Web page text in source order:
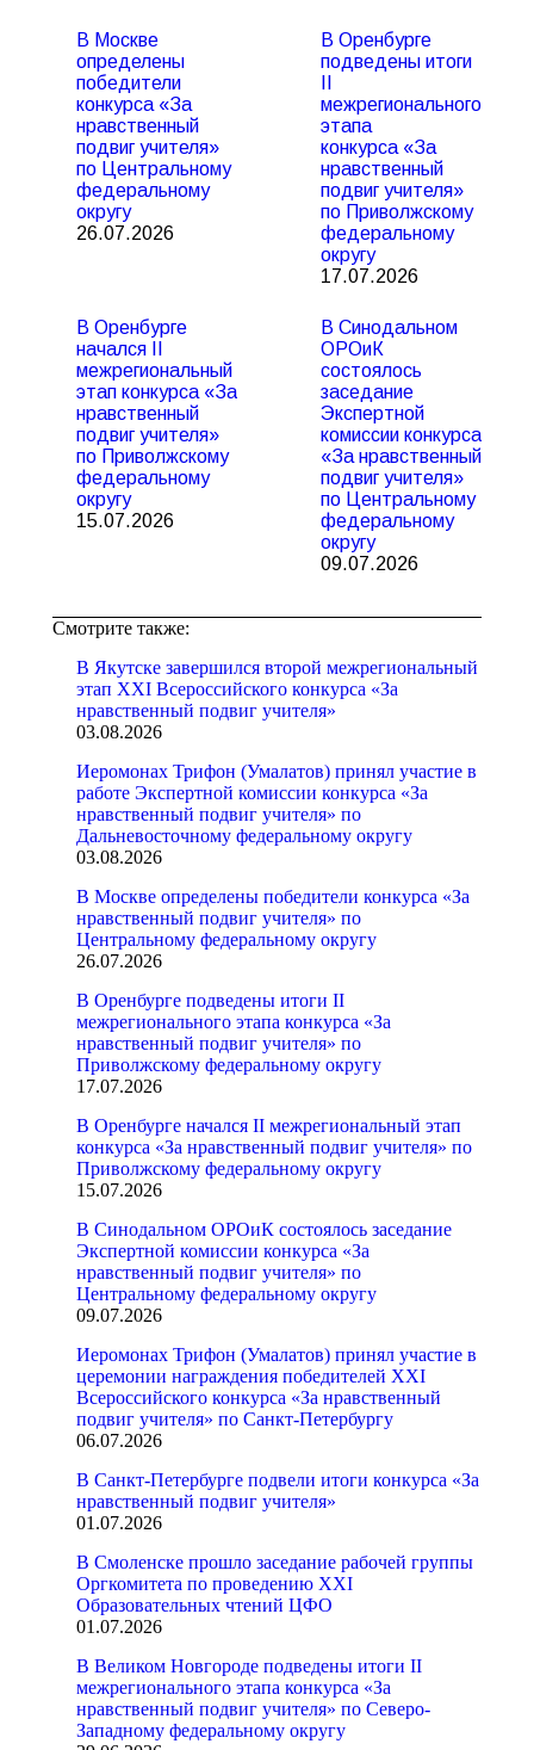
В Москве
определены
победители
конкурса «За
нравственный
подвиг учителя»
по Центральному
федеральному
округу
26.07.2026
В Оренбурге
подведены итоги
межрегионального
этапа
конкурса «За
нравственный
подвиг учителя»
по Приволжскому
федеральному
округу
17.07.2026
В Оренбурге
начался II
межрегиональный
этап конкурса «За
нравственный
подвиг учителя»
по Приволжскому
федеральному
округу
15.07.2026
В Синодальном
ОРОиК
состоялось
заседание
Экспертной
комиссии конкурса
«За нравственный
подвиг учителя»
по Центральному
федеральному
округу
09.07.2026
Смотрите также:
В Якутске завершился второй межрегиональный
этап XXI Всероссийского конкурса «За
нравственный подвиг учителя»
03.08.2026
Иеромонах Трифон (Умалатов) принял участие в
работе Экспертной комиссии конкурса «За
нравственный подвиг учителя» по
Дальневосточному федеральному округу
03.08.2026
В Москве определены победители конкурса «За
нравственный подвиг учителя» по
Центральному федеральному округу
26.07.2026
В Оренбурге подведены итоги II
межрегионального этапа конкурса «За
нравственный подвиг учителя» по
Приволжскому федеральному округу
17.07.2026
В Оренбурге начался II межрегиональный этап
конкурса «За нравственный подвиг учителя» по
Приволжскому федеральному округу
15.07.2026
В Синодальном ОРОиК состоялось заседание
Экспертной комиссии конкурса «За
нравственный подвиг учителя» по
Центральному федеральному округу
09.07.2026
Иеромонах Трифон (Умалатов) принял участие в
церемонии награждения победителей XXI
Всероссийского конкурса «За нравственный
подвиг учителя» по Санкт-Петербургу
06.07.2026
В Санкт-Петербурге подвели итоги конкурса «За
нравственный подвиг учителя»
01.07.2026
В Смоленске прошло заседание рабочей группы
Оргкомитета по проведению XXI
Образовательных чтений ЦФО
01.07.2026
В Великом Новгороде подведены итоги II
межрегионального этапа конкурса «За
нравственный подвиг учителя» по Северо-
Западному федеральному округу